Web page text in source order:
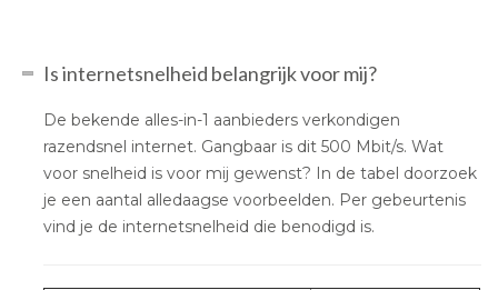
Is internetsnelheid belangrijk voor mij?
De bekende alles-in-1 aanbieders verkondigen
razendsnel internet. Gangbaar is dit 500 Mbit/s. Wat
voor snelheid is voor mij gewenst? In de tabel doorzoek
je een aantal alledaagse voorbeelden. Per gebeurtenis
vind je de internetsnelheid die benodigd is.